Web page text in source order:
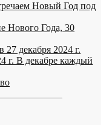
Новый Год под
Нового Года, 30
27 декабря 2024 г.
г. В декабре каждый